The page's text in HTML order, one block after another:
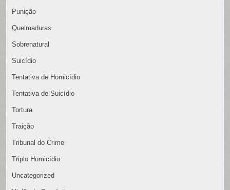
Punição
Queimaduras
Sobrenatural
Suicídio
Tentativa de Homicídio
Tentativa de Suicídio
Tortura
Traição
Tribunal do Crime
Triplo Homicídio
Uncategorized